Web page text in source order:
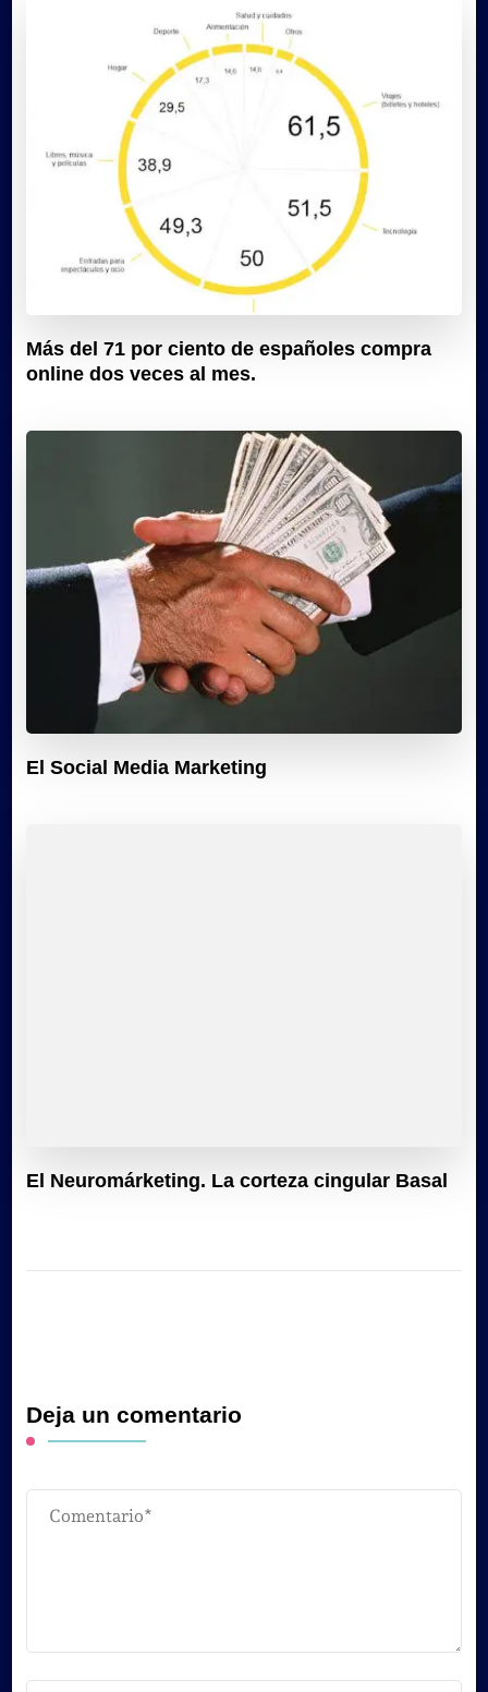
Más del 71 por ciento de españoles compra
online dos veces al mes.
El Social Media Marketing
El Neuromárketing. La corteza cingular Basal
Deja un comentario